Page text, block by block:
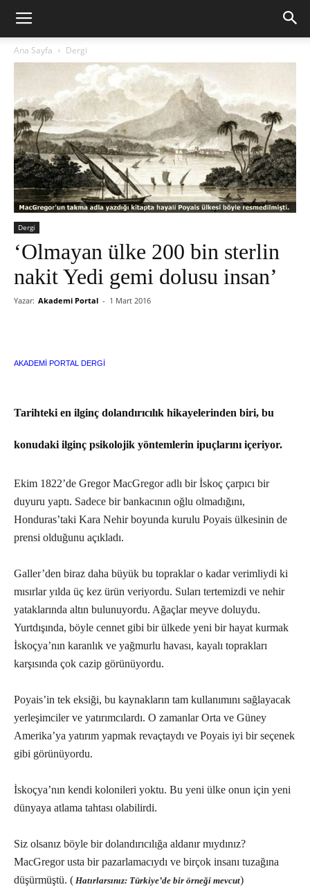
Ana Sayfa Dergi
Dergi
‘Olmayan ülke 200 bin sterlin
nakit Yedi gemi dolusu insan’
Yazar: Akademi Portal - 1 Mart 2016
AKADEMİ PORTAL DERGİ
Tarihteki en ilginç dolandırıcılık hikayelerinden biri, bu
konudaki ilginç psikolojik yöntemlerin ipuçlarını içeriyor.
Ekim 1822’de Gregor MacGregor adlı bir İskoç çarpıcı bir
duyuru yaptı. Sadece bir bankacının oğlu olmadığını,
Honduras’taki Kara Nehir boyunda kurulu Poyais ülkesinin de
prensi olduğunu açıkladı.
Galler’den biraz daha büyük bu topraklar o kadar verimliydi ki
mısırlar yılda üç kez ürün veriyordu. Suları tertemizdi ve nehir
yataklarında altın bulunuyordu. Ağaçlar meyve doluydu.
Yurtdışında, böyle cennet gibi bir ülkede yeni bir hayat kurmak
İskoçya’nın karanlık ve yağmurlu havası, kayalı toprakları
karşısında çok cazip görünüyordu.
Poyais’in tek eksiği, bu kaynakların tam kullanımını sağlayacak
yerleşimciler ve yatırımcılardı. O zamanlar Orta ve Güney
Amerika’ya yatırım yapmak revaçtaydı ve Poyais iyi bir seçenek
gibi görünüyordu.
İskoçya’nın kendi kolonileri yoktu. Bu yeni ülke onun için yeni
dünyaya atlama tahtası olabilirdi.
Siz olsanız böyle bir dolandırıcılığa aldanır mıydınız?
MacGregor usta bir pazarlamacıydı ve birçok insanı tuzağına
düşürmüştü. ( Hatırlarsınız: Türkiye’de bir örneği mevcut)